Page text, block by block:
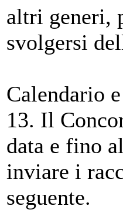
altri generi,
svolgersi
Calendario
13. Il
data e fino
inviare i
seguente.